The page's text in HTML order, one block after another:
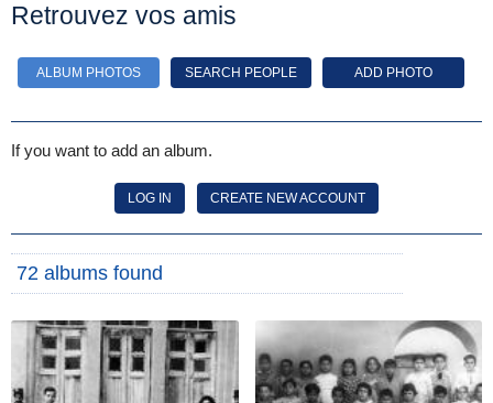
Retrouvez vos amis
ALBUM PHOTOS SEARCH PEOPLE ADD PHOTO
If you want to add an album.
LOG IN CREATE NEW ACCOUNT
72 albums found